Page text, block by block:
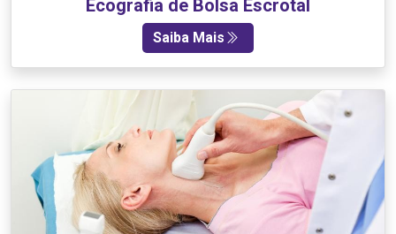
Ecografia de Bolsa Escrotal
Saiba Mais